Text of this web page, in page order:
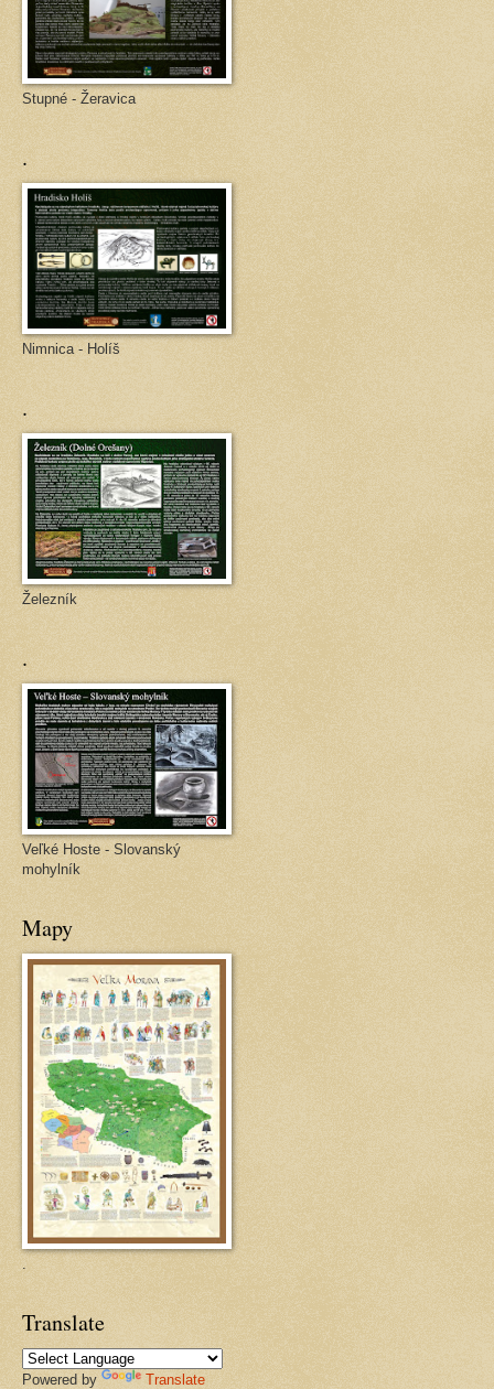
Stupné - Žeravica
.
Nimnica - Holíš
.
Železník
.
Veľké Hoste - Slovanský
mohylník
Mapy
Translate
Powered by Translate